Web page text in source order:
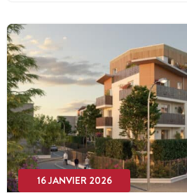
16 JANVIER 2026